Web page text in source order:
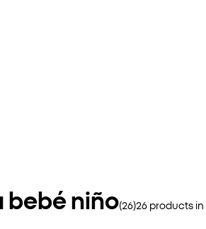
bebé niño(26)26products in